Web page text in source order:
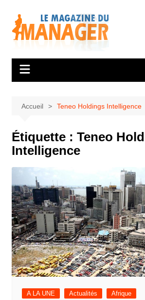
contenu
Accueil Teneo Holdings Intelligence
Étiquette : Teneo
Intelligence
A LA UNE Actualités Afrique